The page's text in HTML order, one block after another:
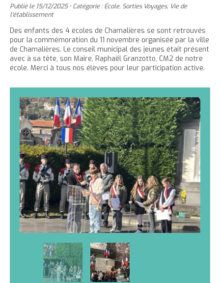
h
c
l
e
a
c
u
e
i
l
t
r
l
a
t
i
l
l
e
d
u
t
e
x
t
e
e
l
a
t
a
l
l
e
d
u
t
e
x
t
e
e
c
e
t
t
p
a
g
e
e
c
e
c
o
t
e
n
u
Publié le 15/12/2025 • Catégorie :École, Sorties Voyages, Vie de
l'établissement
Des enfants des 4 écoles de Chamalières se sont retrouvés
pour la commémoration du 11 novembre organisée par la ville
de Chamalières. Le conseil municipal des jeunes était présent
avec à sa tête, son Maire, Raphaël Granzotto, CM2 de notre
école. Merci à tous nos élèves pour leur participation active.